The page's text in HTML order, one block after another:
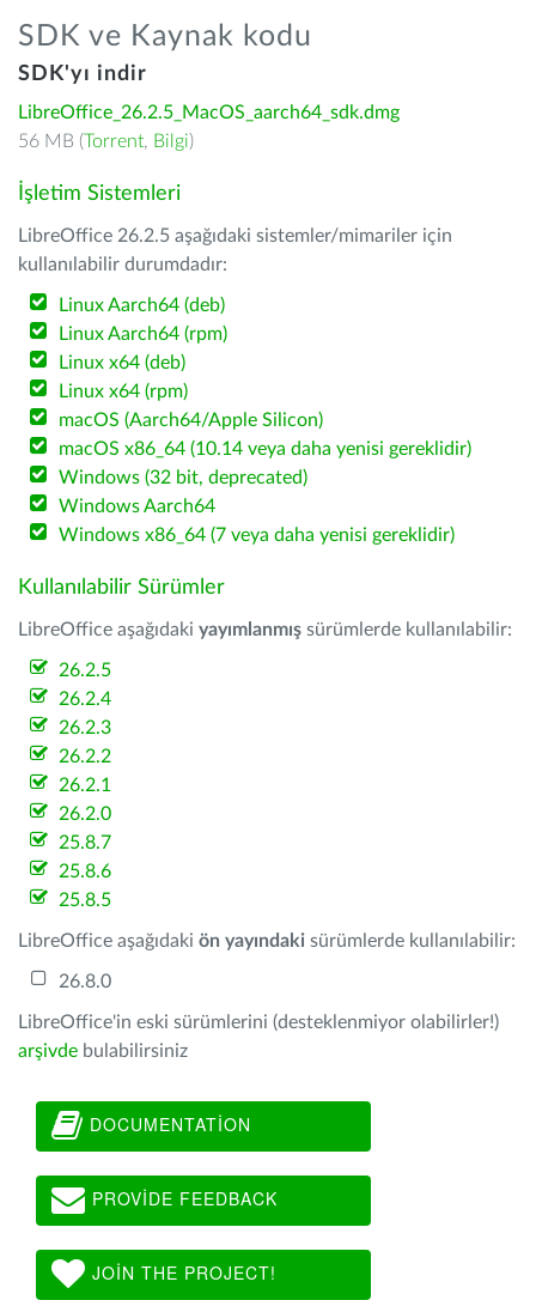
SDK ve Kaynak kodu
SDK'yı indir
LibreOffice_26.2.5_MacOS_aarch64_sdk.dmg
56 MB (Torrent, Bilgi)
İşletim Sistemleri
LibreOffice 26.2.5 aşağıdaki sistemler/mimariler için
kullanılabilir durumdadır:
Linux Aarch64 (deb)
Linux Aarch64 (rpm)
Linux x64 (deb)
Linux x64 (rpm)
macOS (Aarch64/Apple Silicon)
macOS x86_64 (10.14 veya daha yenisi gereklidir)
Windows (32 bit, deprecated)
Windows Aarch64
Windows x86_64 (7 veya daha yenisi gereklidir)
Kullanılabilir Sürümler
LibreOffice aşağıdaki yayımlanmış sürümlerde kullanılabilir:
26.2.5
26.2.4
26.2.3
26.2.2
26.2.1
26.2.0
25.8.7
25.8.6
25.8.5
LibreOffice aşağıdaki ön yayındaki sürümlerde kullanılabilir:
26.8.0
LibreOffice'in eski sürümlerini (desteklenmiyor olabilirler!)
arşivde bulabilirsiniz
DOCUMENTATION
PROVIDE FEEDBACK
JOIN THE PROJECT!